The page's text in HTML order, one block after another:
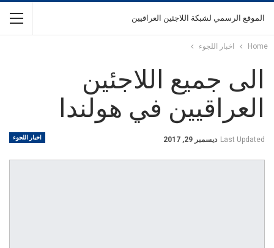
الموقع الرسمي لشبكة اللاجئين العراقيين
Home اخبار اللجوء
الى جميع اللاجئين
العراقيين في هولندا
اخبار اللجوء Last Updated ديسمبر 29, 2017